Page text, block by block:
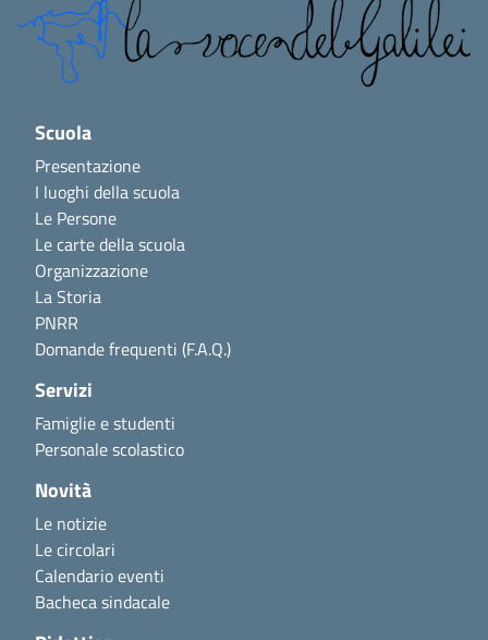
Scuola
Presentazione
I luoghi della scuola
Le Persone
Le carte della scuola
Organizzazione
La Storia
PNRR
Domande frequenti (F.A.Q.)
Servizi
Famiglie e studenti
Personale scolastico
Novità
Le notizie
Le circolari
Calendario eventi
Bacheca sindacale